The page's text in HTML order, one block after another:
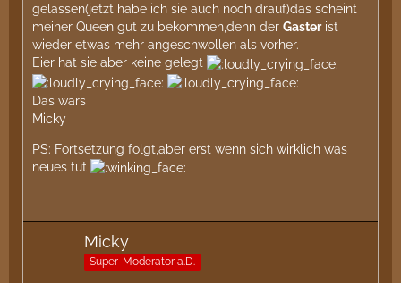
gelassen(jetzt habe ich sie auch noch drauf)das scheint
meiner Queen gut zu bekommen,denn der Gasterist
wieder etwas mehr angeschwollen als vorher.
Eier hat sie aber keine gelegt
Das wars
Micky
PS: Fortsetzung folgt,aber erst wenn sich wirklich was
neues tut
Micky
Super-Moderator a.D.